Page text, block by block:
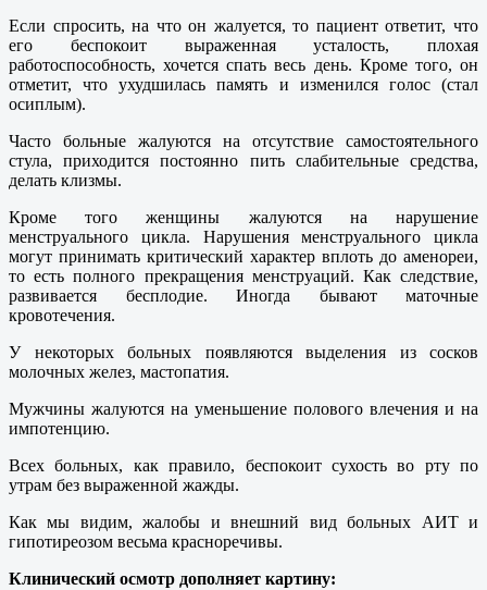
Если спросить, на что он жалуется, то пациент ответит, что
его беспокоит выраженная усталость, плохая
работоспособность, хочется спать весь день. Кроме того, он
отметит, что ухудшилась память и изменился голос (стал
осиплым).
Часто больные жалуются на отсутствие самостоятельного
стула, приходится постоянно пить слабительные средства,
делать клизмы.
Кроме того женщины жалуются на нарушение
менструального цикла. Нарушения менструального цикла
могут принимать критический характер вплоть до аменореи,
то есть полного прекращения менструаций. Как следствие,
развивается бесплодие. Иногда бывают маточные
кровотечения.
У некоторых больных появляются выделения из сосков
молочных желез, мастопатия.
Мужчины жалуются на уменьшение полового влечения и на
импотенцию.
Всех больных, как правило, беспокоит сухость во рту по
утрам без выраженной жажды.
Как мы видим, жалобы и внешний вид больных АИТ и
гипотиреозом весьма красноречивы.
Клинический осмотр дополняет картину: